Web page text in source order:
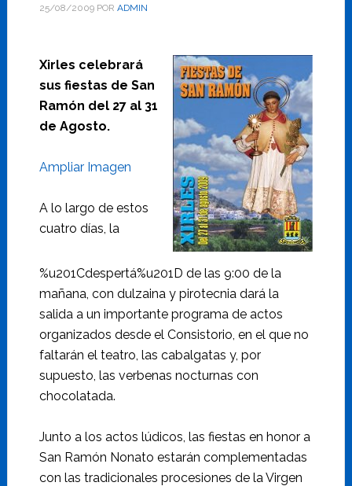
25/08/2009POR ADMIN
Xirles celebrará
sus fiestas de San
Ramón del 27 al 31
de Agosto.
Ampliar Imagen
A lo largo de estos
cuatro días, la
%u201Cdespertá%u201D de las 9:00 de la
mañana, con dulzaina y pirotecnia dará la
salida a un importante programa de actos
organizados desde el Consistorio, en el que no
faltarán el teatro, las cabalgatas y, por
supuesto, las verbenas nocturnas con
chocolatada.
Junto a los actos lúdicos, las fiestas en honor a
San Ramón Nonato estarán complementadas
con las tradicionales procesiones de la Virgen